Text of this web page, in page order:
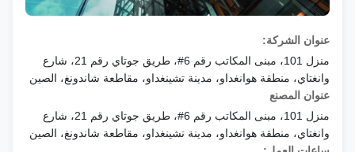
عنوان الشركة:
منزل 101، مبنى المكاتب رقم 6#، طريق جوتاي رقم 21، شارع
وانغتاي، منطقة هوانغداو، مدينة تشينغداو، مقاطعة شاندونغ، الصين
عنوان المصنع
منزل 101، مبنى المكاتب رقم 6#، طريق جوتاي رقم 21، شارع
وانغتاي، منطقة هوانغداو، مدينة تشينغداو، مقاطعة شاندونغ، الصين